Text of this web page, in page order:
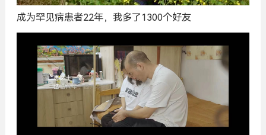
成为罕见病患者22年，我多了1300个好友